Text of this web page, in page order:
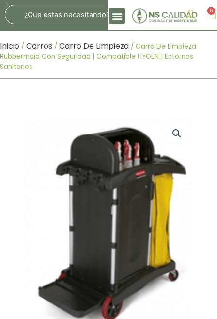
Al
Contenido
Search 0
Inicio / Carros / Carro De Limpieza / Carro De Limpieza
Rubbermaid Con Seguridad | Compatible HYGEN | Entornos
Sanitarios